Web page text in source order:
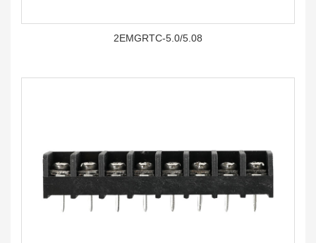
2EMGRTC-5.0/5.08